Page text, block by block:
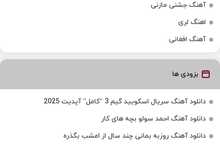
آهنگ جشنی مازنی
اهنگ لری
آهنگ افغانی
بزودی ها
دانلود آهنگ سریال اسکویید گیم 3 “کامل” آپدیت 2025
دانلود آهنگ احمد سولو بچه های کار
دانلود آهنگ روزبه بمانی چند سال از امشب بگذره